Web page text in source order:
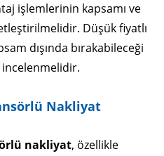
işlemlerinin kapsamı ve
Düşük fiyatlı
dışında bırakabileceği
Nakliyat
nakliyat, özellikle